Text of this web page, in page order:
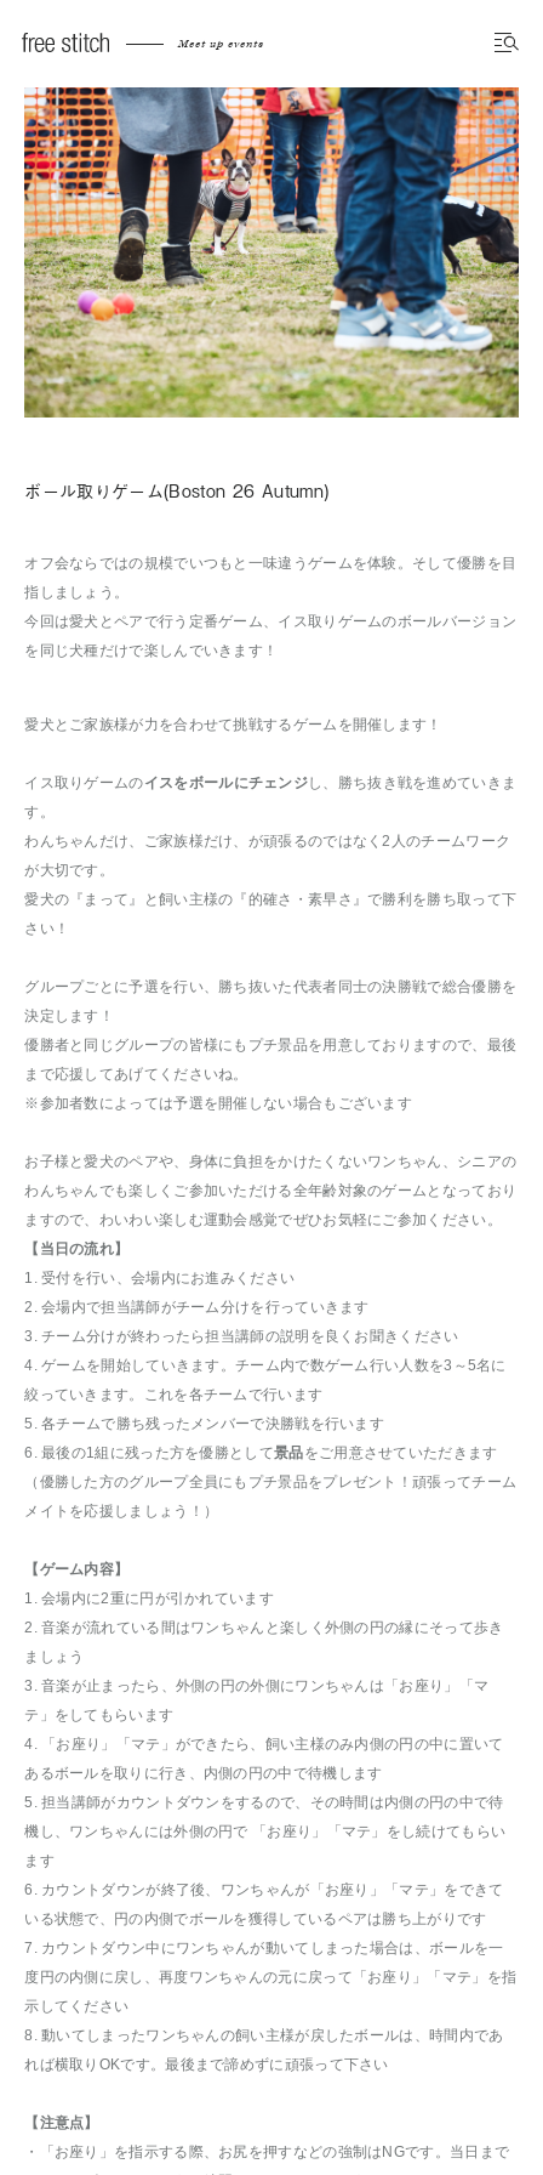
Meet up events
ボール取りゲーム(Boston 26 Autumn)
オフ会ならではの規模でいつもと一味違うゲームを体験。そして優勝を目
指しましょう。
今回は愛犬とペアで行う定番ゲーム、イス取りゲームのボールバージョン
を同じ犬種だけで楽しんでいきます！
愛犬とご家族様が力を合わせて挑戦するゲームを開催します！
イス取りゲームのイスをボールにチェンジし、勝ち抜き戦を進めていきま
す。
わんちゃんだけ、ご家族様だけ、が頑張るのではなく2人のチームワーク
が大切です。
愛犬の『まって』と飼い主様の『的確さ・素早さ』で勝利を勝ち取って下
さい！
グループごとに予選を行い、勝ち抜いた代表者同士の決勝戦で総合優勝を
決定します！
優勝者と同じグループの皆様にもプチ景品を用意しておりますので、最後
まで応援してあげてくださいね。
※参加者数によっては予選を開催しない場合もございます
お子様と愛犬のペアや、身体に負担をかけたくないワンちゃん、シニアの
わんちゃんでも楽しくご参加いただける全年齢対象のゲームとなっており
ますので、わいわい楽しむ運動会感覚でぜひお気軽にご参加ください。
【当日の流れ】
1. 受付を行い、会場内にお進みください
2. 会場内で担当講師がチーム分けを行っていきます
3. チーム分けが終わったら担当講師の説明を良くお聞きください
4. ゲームを開始していきます。チーム内で数ゲーム行い人数を3～5名に
絞っていきます。これを各チームで行います
5. 各チームで勝ち残ったメンバーで決勝戦を行います
6. 最後の1組に残った方を優勝として景品をご用意させていただきます
（優勝した方のグループ全員にもプチ景品をプレゼント！頑張ってチーム
メイトを応援しましょう！）
【ゲーム内容】
1. 会場内に2重に円が引かれています
2. 音楽が流れている間はワンちゃんと楽しく外側の円の縁にそって歩き
ましょう
3. 音楽が止まったら、外側の円の外側にワンちゃんは「お座り」「マ
テ」をしてもらいます
4. 「お座り」「マテ」ができたら、飼い主様のみ内側の円の中に置いて
あるボールを取りに行き、内側の円の中で待機します
5. 担当講師がカウントダウンをするので、その時間は内側の円の中で待
機し、ワンちゃんには外側の円で 「お座り」「マテ」をし続けてもらい
ます
6. カウントダウンが終了後、ワンちゃんが「お座り」「マテ」をできて
いる状態で、円の内側でボールを獲得しているペアは勝ち上がりです
7. カウントダウン中にワンちゃんが動いてしまった場合は、ボールを一
度円の内側に戻し、再度ワンちゃんの元に戻って「お座り」「マテ」を指
示してください
8. 動いてしまったワンちゃんの飼い主様が戻したボールは、時間内であ
れば横取りOKです。最後まで諦めずに頑張って下さい
【注意点】
・「お座り」を指示する際、お尻を押すなどの強制はNGです。当日まで